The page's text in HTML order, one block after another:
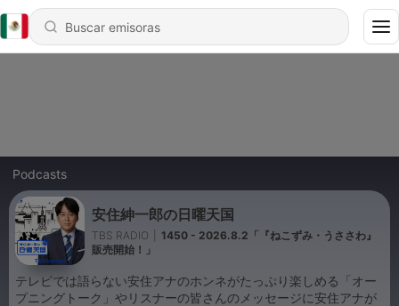
Podcasts
安住紳一郎の日曜天国
TBS RADIO
1450 - 2026.8.2「『ねこずみ・うささわ』
販売開始！」
テレビでは語らない安住アナのホンネがたっぷり楽しめる「オー
プニングトーク」やリスナーの皆さんのメッセージに安住アナが